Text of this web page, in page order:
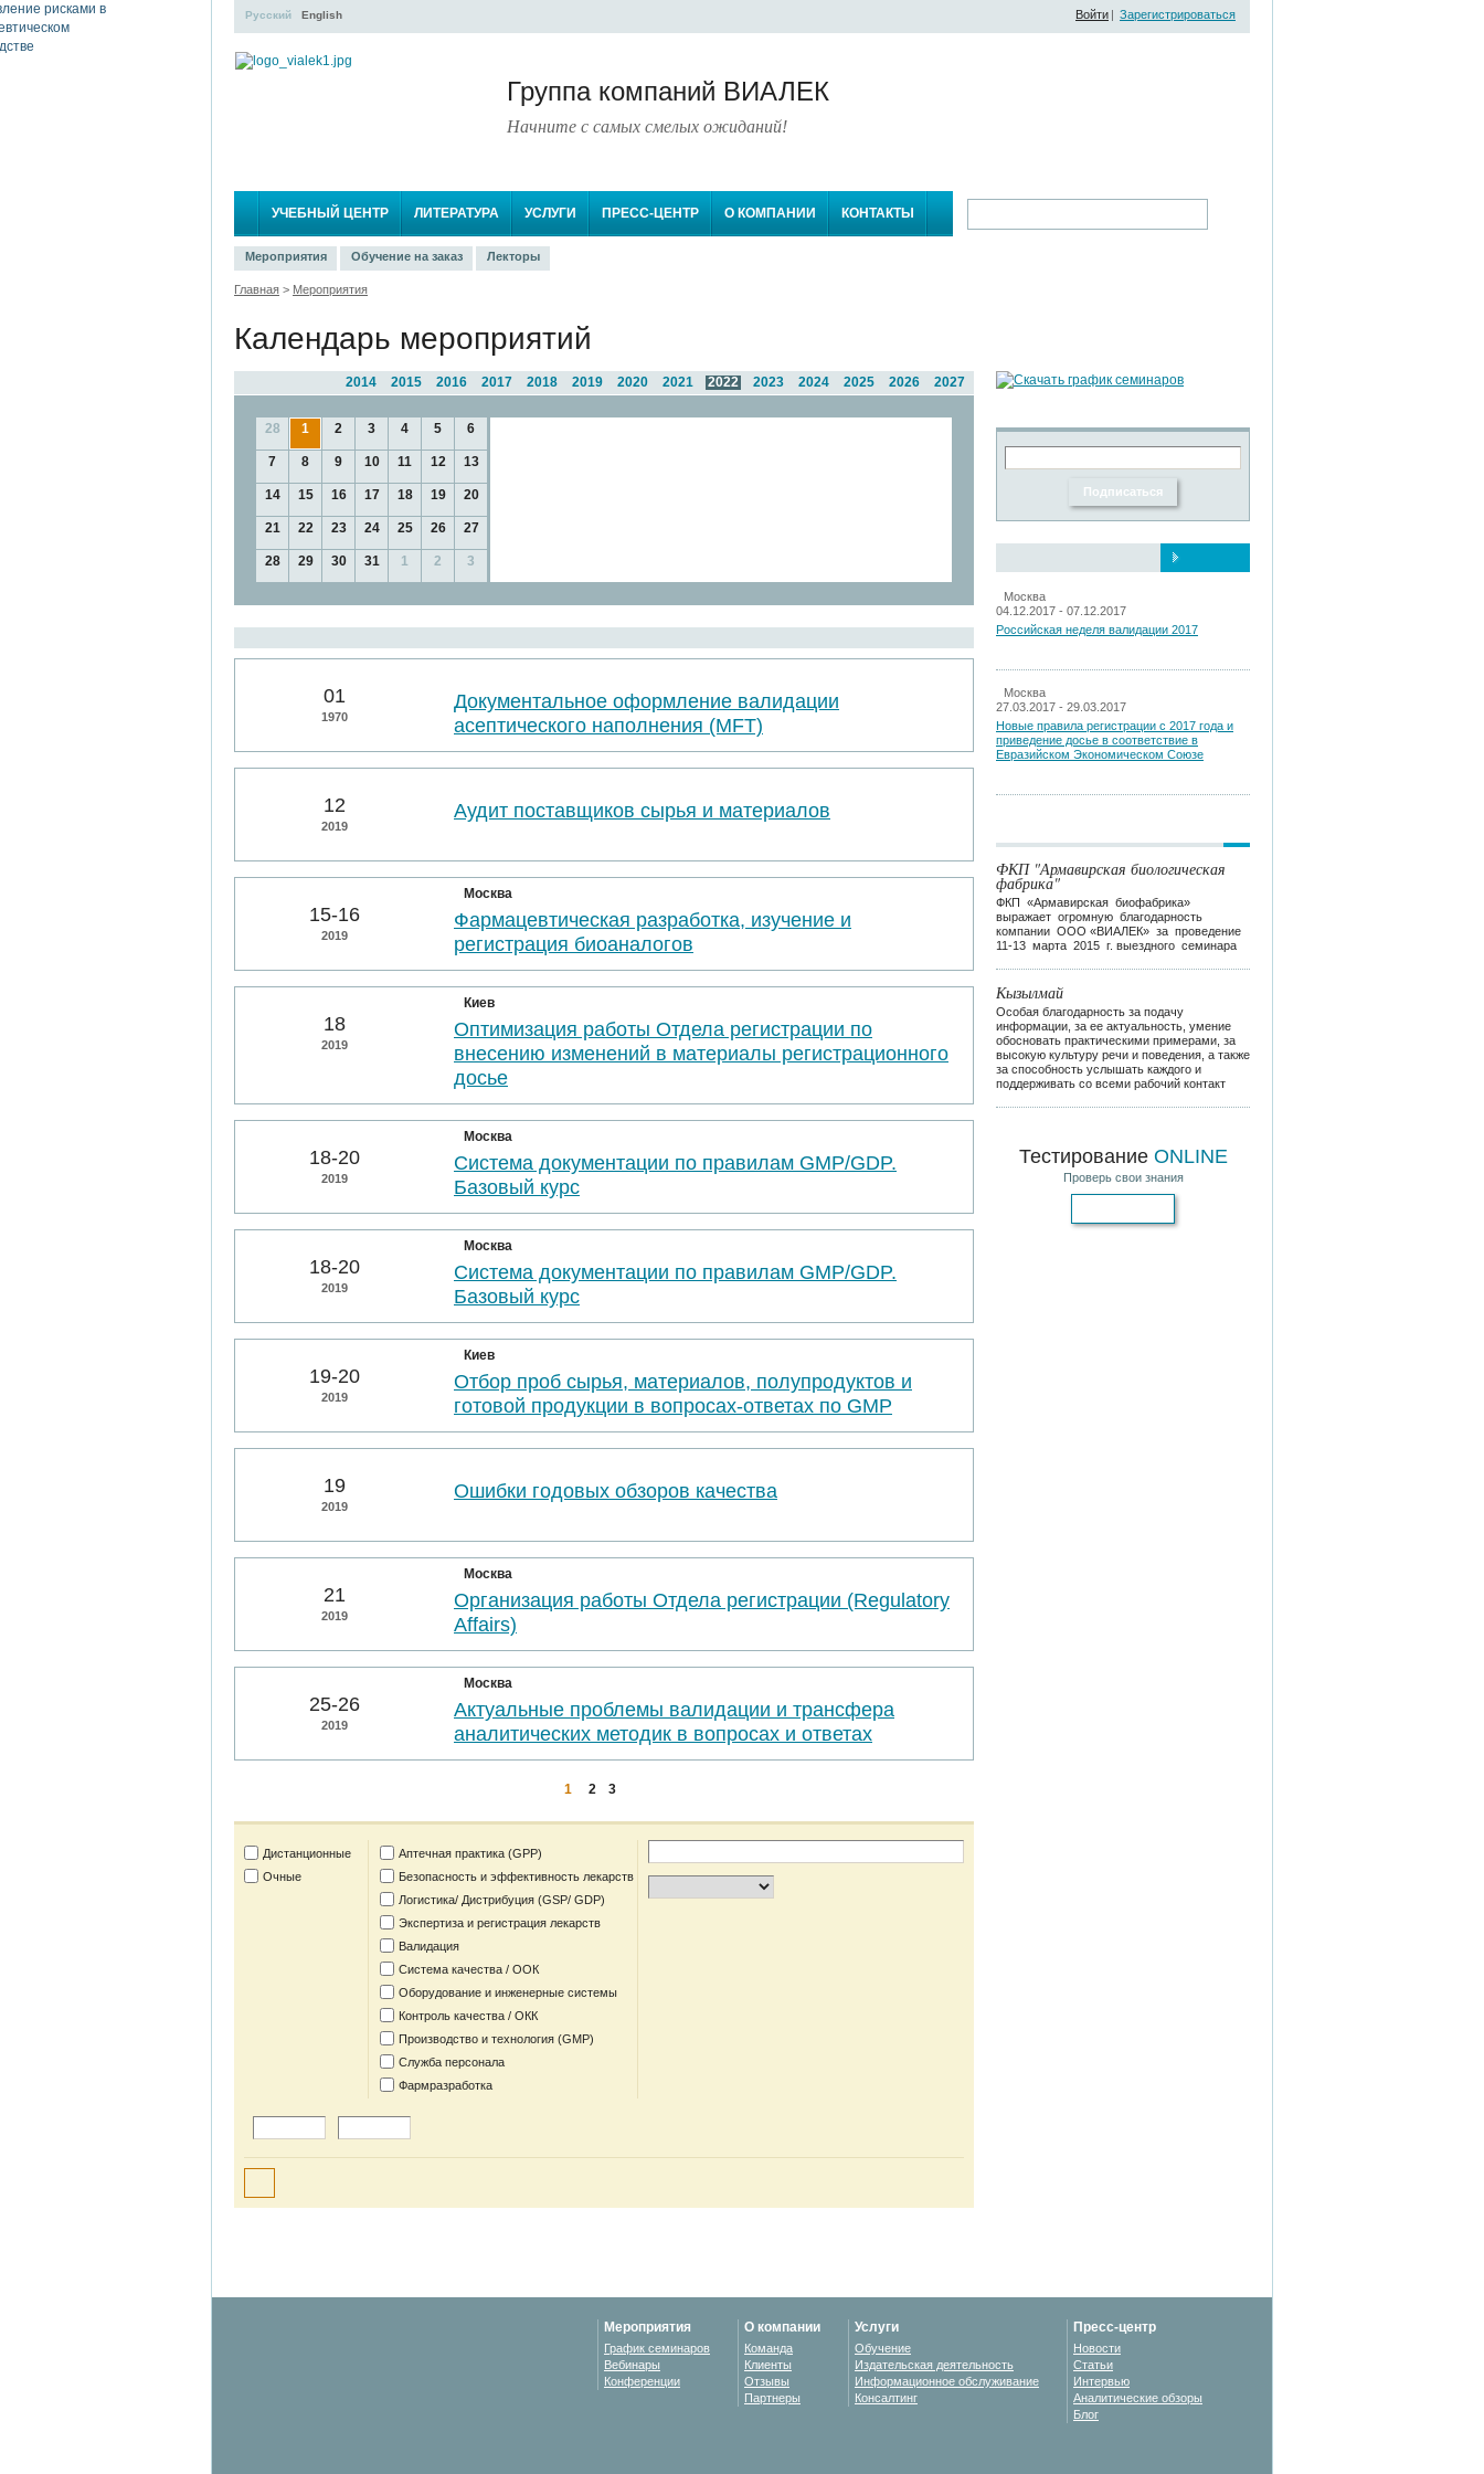
Группа компаний ВИАЛЕК
Начните с самых смелых ожиданий!
Русский English Войти | Зарегистрироваться
УЧЕБНЫЙ ЦЕНТР ЛИТЕРАТУРА УСЛУГИ ПРЕСС-ЦЕНТР О КОМПАНИИ КОНТАКТЫ
Мероприятия Обучение на заказ Лекторы
Главная > Мероприятия
Календарь мероприятий
2027
2026
2025
2024
2023
2022
2021
2020
2019
2018
2017
2016
2015
2014
28 1 2 3 4 5 6
7 8 9 10 11 12 13
14 15 16 17 18 19 20
21 22 23 24 25 26 27
28 29 30 31 1 2 3
01
1970
Документальное оформление валидации
асептического наполнения (MFT)
12
2019
Аудит поставщиков сырья и материалов
15-16
2019
Москва
Фармацевтическая разработка, изучение и
регистрация биоаналогов
18
2019
Киев
Оптимизация работы Отдела регистрации по
внесению изменений в материалы регистрационного
досье
18-20
2019
Москва
Система документации по правилам GMP/GDP.
Базовый курс
18-20
2019
Москва
Система документации по правилам GMP/GDP.
Базовый курс
19-20
2019
Киев
Отбор проб сырья, материалов, полупродуктов и
готовой продукции в вопросах-ответах по GMP
19
2019
Ошибки годовых обзоров качества
21
2019
Москва
Организация работы Отдела регистрации (Regulatory
Affairs)
25-26
2019
Москва
Актуальные проблемы валидации и трансфера
аналитических методик в вопросах и ответах
1 2 3
Дистанционные
Очные
Аптечная практика (GPP)
Безопасность и эффективность лекарств
Логистика/ Дистрибуция (GSP/ GDP)
Экспертиза и регистрация лекарств
Валидация
Система качества / ООК
Оборудование и инженерные системы
Контроль качества / ОКК
Производство и технология (GMP)
Служба персонала
Фармразработка
Москва
04.12.2017 - 07.12.2017
Российская неделя валидации 2017
Москва
27.03.2017 - 29.03.2017
Новые правила регистрации c 2017 года и
приведение досье в соответствие в
Евразийском Экономическом Союзе
ФКП "Армавирская биологическая
фабрика"
ФКП «Армавирская биофабрика»
выражает огромную благодарность
компании ООО «ВИАЛЕК» за проведение
11-13 марта 2015 г. выездного семинара
Кызылмай
Особая благодарность за подачу
информации, за ее актуальность, умение
обосновать практическими примерами, за
высокую культуру речи и поведения, а также
за способность услышать каждого и
поддерживать со всеми рабочий контакт
Тестирование ONLINE
Проверь свои знания
Мероприятия
График семинаров
Вебинары
Конференции
О компании
Команда
Клиенты
Отзывы
Партнеры
Услуги
Обучение
Издательская деятельность
Информационное обслуживание
Консалтинг
Пресс-центр
Новости
Статьи
Интервью
Аналитические обзоры
Блог